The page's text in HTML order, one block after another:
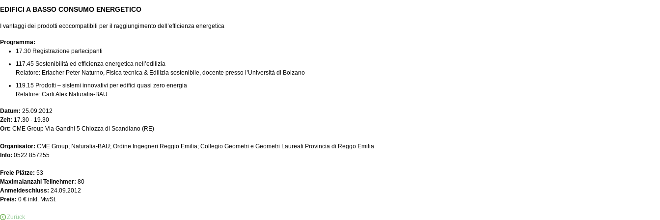
EDIFICI A BASSO CONSUMO ENERGETICO
I vantaggi dei prodotti ecocompatibili per il raggiungimento dell’efficienza energetica
Programma:
17.30 Registrazione partecipanti
117.45 Sostenibilità ed efficienza energetica nell’edilizia
Relatore: Erlacher Peter Naturno, Fisica tecnica & Edilizia sostenibile, docente presso l’Università di Bolzano
119.15 Prodotti – sistemi innovativi per edifici quasi zero energia
Relatore: Carli Alex Naturalia-BAU
Datum: 25.09.2012
Zeit: 17.30 - 19.30
Ort: CME Group Via Gandhi 5 Chiozza di Scandiano (RE)
Organisator: CME Group; Naturalia-BAU; Ordine Ingegneri Reggio Emilia; Collegio Geometri e Geometri Laureati Provincia di Reggo Emilia
Info: 0522 857255
Freie Plätze: 53
Maximalanzahl Teilnehmer: 80
Anmeldeschluss: 24.09.2012
Preis: 0 € inkl. MwSt.
Zurück